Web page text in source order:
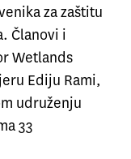
za zaštitu
Članovi i
Wetlands
Ediju Rami,
udruženju
33